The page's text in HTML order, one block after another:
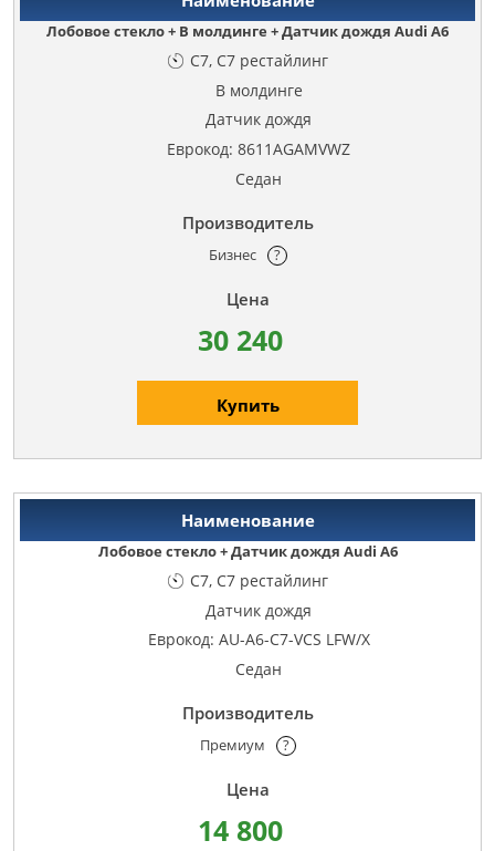
Лобовое стекло + В молдинге + Датчик дождя Audi A6
C7, C7 рестайлинг
В молдинге
Датчик дождя
Еврокод: 8611AGAMVWZ
Седан
Бизнес ?
30 240
Купить
Лобовое стекло + Датчик дождя Audi A6
C7, C7 рестайлинг
Датчик дождя
Еврокод: AU-A6-C7-VCS LFW/X
Седан
Премиум ?
14 800